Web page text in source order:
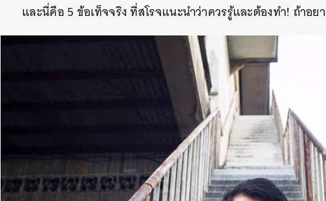
และนี่คือ 5 ข้อเท็จจริง ที่สโรจแนะนำว่าควรรู้และต้องทำ! ถ้าอย